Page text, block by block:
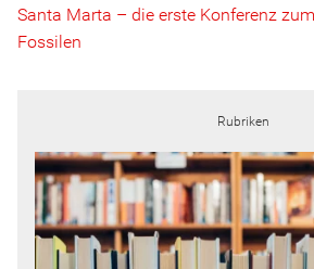
Santa Marta – die erste Konferenz
Fossilen
Rubriken